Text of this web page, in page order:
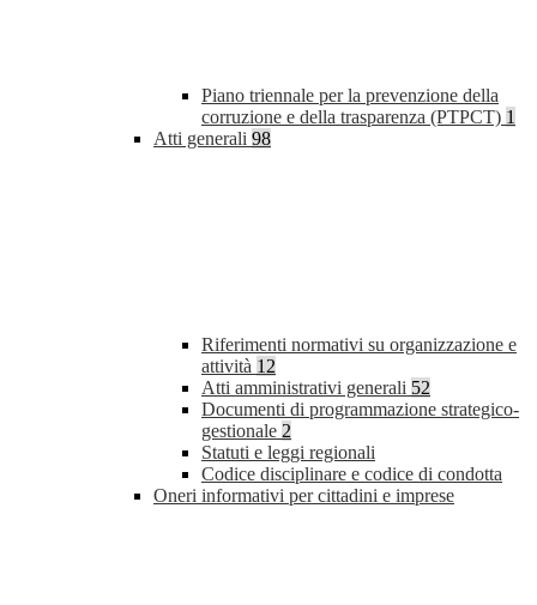
Piano triennale per la prevenzione della
corruzione e della trasparenza (PTPCT) 1
Atti generali 98
Riferimenti normativi su organizzazione e
attività 12
Atti amministrativi generali 52
Documenti di programmazione strategico-
gestionale 2
Statuti e leggi regionali
Codice disciplinare e codice di condotta
Oneri informativi per cittadini e imprese